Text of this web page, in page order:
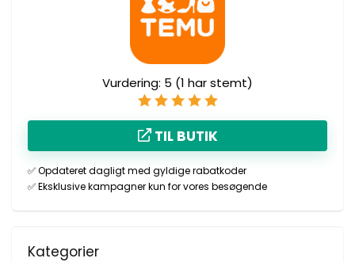
Vurdering: 5 (1 har stemt)
TIL BUTIK
✅Opdateret dagligt med gyldige rabatkoder
✅Eksklusive kampagner kun for vores besøgende
Kategorier